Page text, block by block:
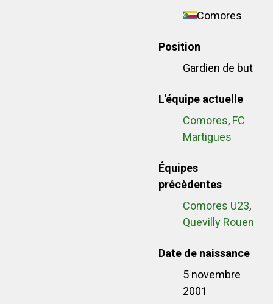
Comores
Position
Gardien de but
L'équipe actuelle
Comores, FC
Martigues
Équipes
précèdentes
Comores U23,
Quevilly Rouen
Date de naissance
5 novembre
2001